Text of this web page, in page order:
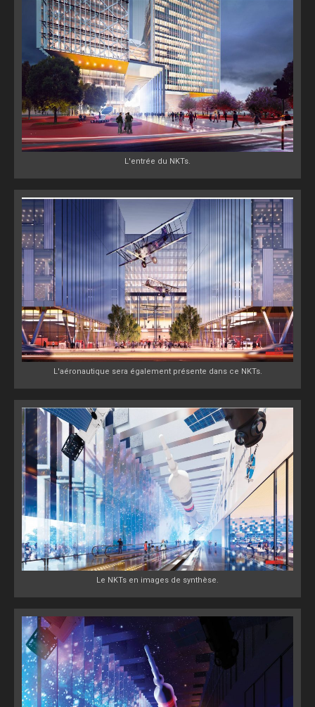
L'entrée du NKTs.
L'aéronautique sera également présente dans ce NKTs.
Le NKTs en images de synthèse.